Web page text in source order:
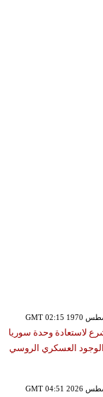
لاستعادة وحدة سوريا
العسكري الروسي